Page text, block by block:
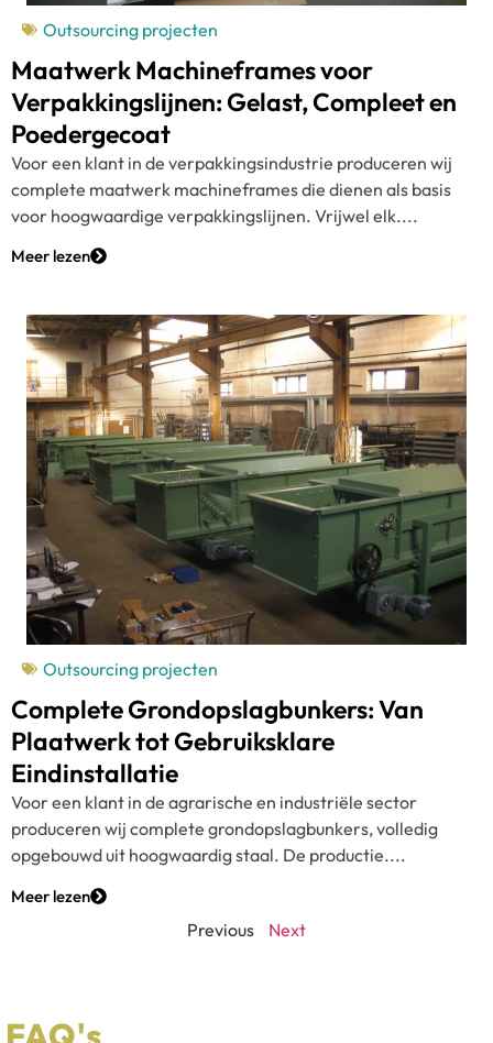
Outsourcing projecten
Maatwerk Machineframes voor
Verpakkingslijnen: Gelast, Compleet en
Poedergecoat
Voor een klant in de verpakkingsindustrie produceren wij
complete maatwerk machineframes die dienen als basis
voor hoogwaardige verpakkingslijnen. Vrijwel elk....
Meer lezen
Outsourcing projecten
Complete Grondopslagbunkers: Van
Plaatwerk tot Gebruiksklare
Eindinstallatie
Voor een klant in de agrarische en industriële sector
produceren wij complete grondopslagbunkers, volledig
opgebouwd uit hoogwaardig staal. De productie....
Meer lezen
Previous Next